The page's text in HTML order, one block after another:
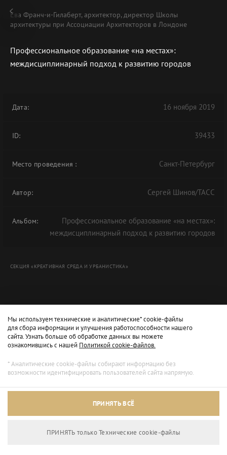
Архивный режим
Ева Франч-и-Гилаберт, архитектор, директор Школы
архитектуры при Ассоциации Архитекторов в Лондоне
Профессиональное образование «на местах»:
междисциплинарный подход к развитию городов
Дата: 16 ноября 2019
ID: 39433
Место проведения : Санкт-Петербург
Автор: Сергей Шинов/ТАСС
Альбом:
Профессиональное образование «на местах»:
междисциплинарный подход к развитию городов
СЕКЦИЯ «КРЕАТИВНАЯ СРЕДА И УРБАНИСТИКА»
Мы используем технические и аналитические* cookie-файлы
для сбора информации и улучшения работоспособности нашего
сайта. Узнать больше об обработке данных вы можете
ознакомившись с нашей Политикой cookie-файлов.
* Аналитические cookie-файлы собирают информацию без
возможности идентифицировать пользователей сайта напрямую.
ПРИНЯТЬ ВСЁ
ПРИНЯТЬ только Технические сookie-файлы